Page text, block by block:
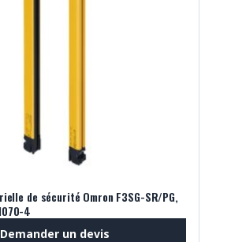
de sécurité Omron F3SG-SR/PG,
4
Demander un devis